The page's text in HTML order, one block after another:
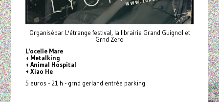
Organisépar L'étrange festival, la librairie Grand Guignol et
Grnd Zero
L'ocelle Mare
+ Metalking
+ Animal Hospital
+ Xiao He
5 euros - 21 h - grnd gerland entrée parking